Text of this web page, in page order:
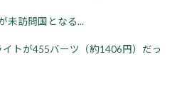
未訪問国となる...
トが455バーツ（約1406円）だっ